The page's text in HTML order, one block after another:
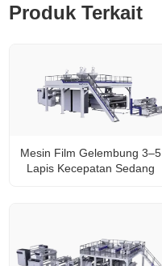
Produk Terkait
Mesin Film Gelembung 3–5
Lapis Kecepatan Sedang